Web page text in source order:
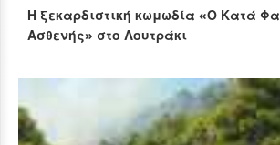
Η ξεκαρδιστική κωμωδία «Ο Κατά
Ασθενής» στο Λουτράκι